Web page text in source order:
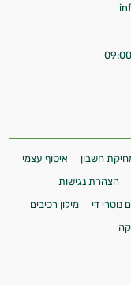
חשבון
איסוף עצמי
הצהרת נגישות
נוטרי די
מילון רכיבים